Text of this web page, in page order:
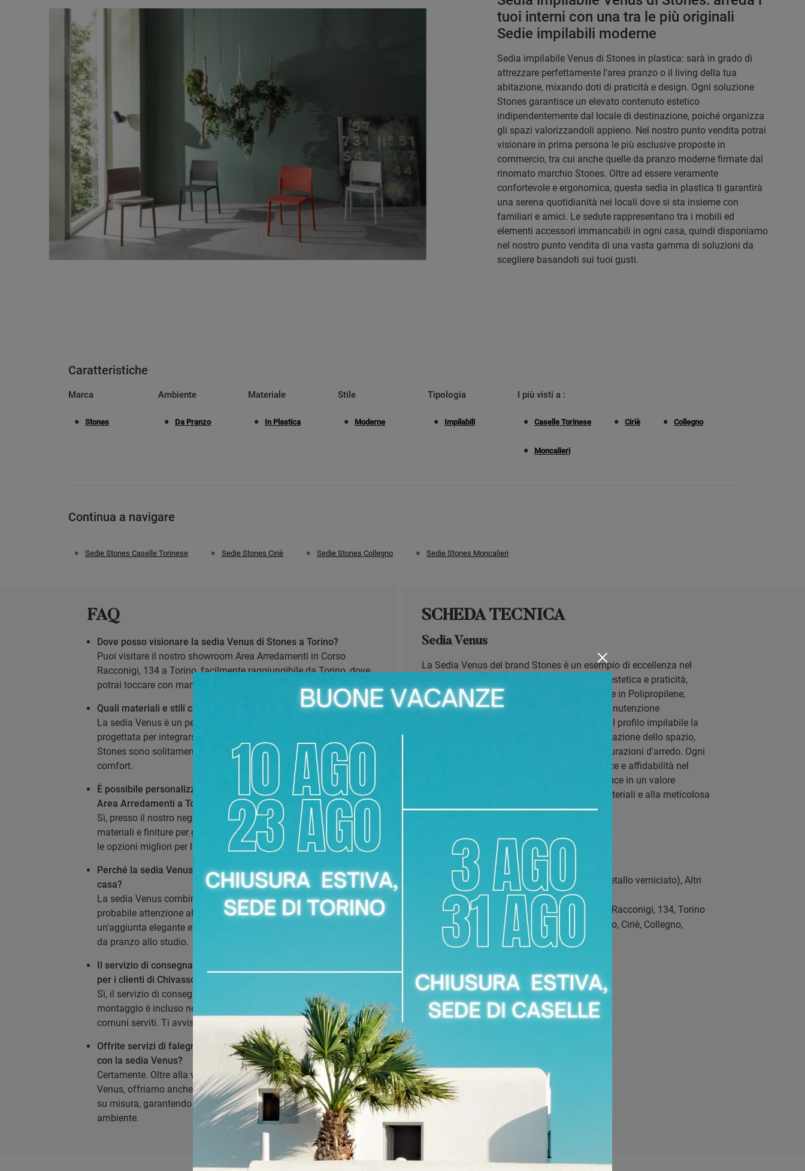
tuoi interni con una tra le più originali
Sedie impilabili moderne
Sedia impilabile Venus di Stones in plastica: sarà in grado di
attrezzare perfettamente l'area pranzo o il living della tua
abitazione, mixando doti di praticità e design. Ogni soluzione
Stones garantisce un elevato contenuto estetico
indipendentemente dal locale di destinazione, poiché organizza
gli spazi valorizzandoli appieno. Nel nostro punto vendita potrai
visionare in prima persona le più esclusive proposte in
commercio, tra cui anche quelle da pranzo moderne firmate dal
rinomato marchio Stones. Oltre ad essere veramente
confortevole e ergonomica, questa sedia in plastica ti garantirà
una serena quotidianità nei locali dove si sta insieme con
familiari e amici. Le sedute rappresentano tra i mobili ed
elementi accessori immancabili in ogni casa, quindi disponiamo
nel nostro punto vendita di una vasta gamma di soluzioni da
scegliere basandoti sui tuoi gusti.
Caratteristiche
Marca
Stones
Ambiente
Da Pranzo
Materiale
In Plastica
Stile
Moderne
Tipologia
Impilabili
I più visti a :
Caselle Torinese Ciriè Collegno
Moncalieri
Continua a navigare
Sedie Stones Caselle Torinese Sedie Stones Ciriè Sedie Stones Collegno Sedie Stones Moncalieri
FAQ
Dove posso visionare la sedia Venus di Stones a Torino?
Puoi visitare il nostro showroom Area Arredamenti in Corso
Racconigi, 134 a Torino, facilmente raggiungibile da Torino, dove
potrai toccare con mano la sedia Venus e ricevere consulenza.
Quali materiali e stili caratterizzano la sedia Venus?
La sedia Venus è un pezzo di design del marchio Stones,
progettata per integrarsi con vari stili di arredamento. Le sedie
Stones sono solitamente realizzate con cura per durabilità e
comfort.
È possibile personalizzare le finiture della sedia Venus presso
Area Arredamenti a Torino?
Sì, presso il nostro negozio a Torino puoi visionare i campioni di
materiali e finiture per gli arredi. Il nostro team ti aiuterà a scegliere
le opzioni migliori per la tua sedia Venus.
Perché la sedia Venus di Stones è una buona scelta per la mia
casa?
La sedia Venus combina il design distintivo di Stones con una
probabile attenzione al comfort e alla qualità, rendendola
un'aggiunta elegante e funzionale a qualsiasi ambiente, dalla sala
da pranzo allo studio.
Il servizio di consegna e montaggio della sedia Venus è incluso
per i clienti di Chivasso?
Sì, il servizio di consegna è gestito con personale interno e il
montaggio è incluso nel prezzo per i clienti di Chivasso e tutti i
comuni serviti. Ti avviseremo con preavviso sull'orario di arrivo.
Offrite servizi di falegnameria su misura per completare l'arredo
con la sedia Venus?
Certamente. Oltre alla vasta gamma di prodotti come la sedia
Venus, offriamo anche servizi di falegnameria per realizzare mobili
su misura, garantendo una perfetta integrazione con il tuo
ambiente.
SCHEDA TECNICA
Sedia Venus
La Sedia Venus del brand Stones è un esempio di eccellenza nel
design funzionale. Progettata per coniugare estetica e praticità,
presenta una costruzione robusta interamente in Polipropilene,
garantendo così una notevole durabilità e manutenzione
semplificata. La sua leggerezza strutturale e il profilo impilabile la
rendono una soluzione versatile per l'ottimizzazione dello spazio,
adattandosi con discrezione a diverse configurazioni d'arredo. Ogni
componente è studiato per offrire performance e affidabilità nel
tempo. L'investimento in questa sedia si traduce in un valore
duraturo, grazie alla qualità intrinseca dei materiali e alla meticolosa
lavorazione.
Materiale:
Polipropilene
Dimensioni: 52.5 x 55 x 81 cm
Colore:
Nero (per seduta e struttura in metallo verniciato), Altri
colori disponibili
Disponibile presso:
Area Arredamenti Corso Racconigi, 134, Torino
Zone servite:
Torino Torinese, Chieri, Chivasso, Ciriè, Collegno,
Moncalieri, Settimo Torinese...